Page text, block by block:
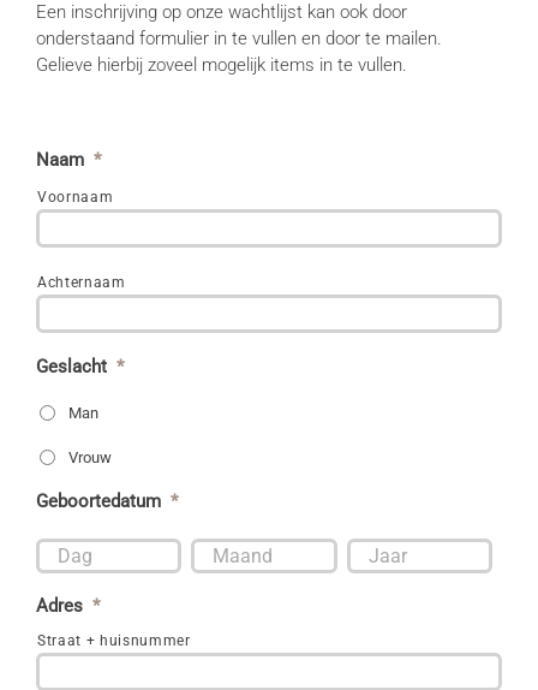
Een inschrijving op onze wachtlijst kan ook door
onderstaand formulier in te vullen en door te mailen.
Gelieve hierbij zoveel mogelijk items in te vullen.
Naam *
Voornaam
Achternaam
Geslacht *
Man
Vrouw
Geboortedatum *
Dag Maand Jaar
Adres *
Straat + huisnummer